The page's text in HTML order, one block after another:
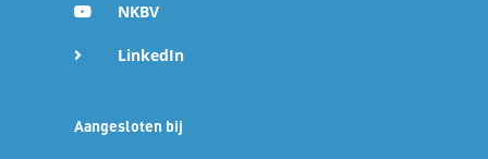
NKBV
LinkedIn
Aangesloten bij